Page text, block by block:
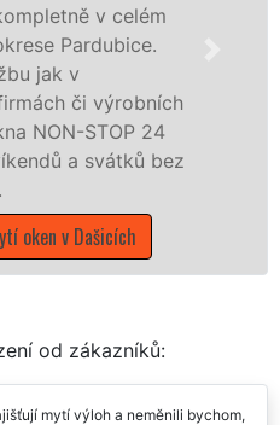
po celém okrese
franchisových
UKLÍZENÍ, a to i
od zákazníků: